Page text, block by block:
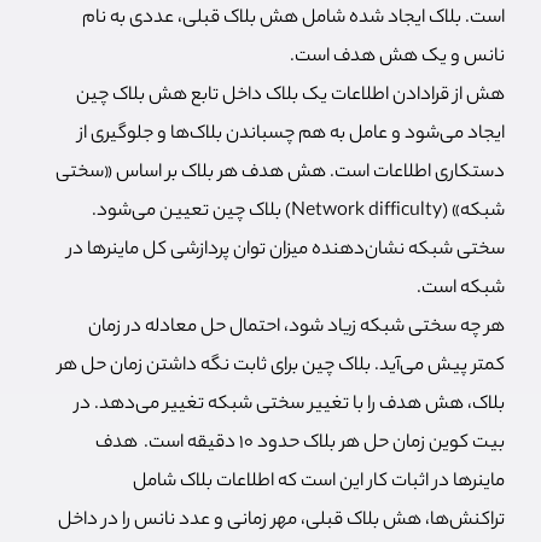
است. بلاک ایجاد شده شامل هش بلاک قبلی، عددی به نام
نانس و یک هش هدف است.
هش از قرادادن اطلاعات یک بلاک داخل تابع هش بلاک چین
ایجاد می‌شود و عامل به هم چسباندن بلاک‌ها و جلوگیری از
دستکاری اطلاعات است. هش هدف هر بلاک بر اساس «سختی
شبکه» (Network difficulty) بلاک چین تعیین می‌شود.
سختی شبکه نشان‌دهنده میزان توان پردازشی کل ماینرها در
شبکه است.
هر چه سختی شبکه زیاد شود، احتمال حل معادله در زمان
کمتر پیش می‌آید. بلاک چین برای ثابت نگه داشتن زمان حل هر
بلاک، هش هدف را با تغییر سختی شبکه تغییر می‌دهد. در
بیت کوین زمان حل هر بلاک حدود 10 دقیقه است. هدف
ماینرها در اثبات کار این است که اطلاعات بلاک شامل
تراکنش‌ها، هش بلاک قبلی، مهر زمانی و عدد نانس را در داخل